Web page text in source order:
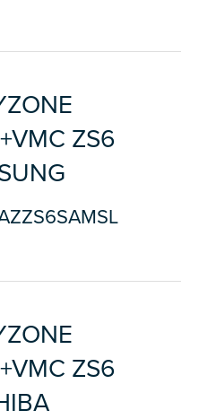
ZS6
ZS6